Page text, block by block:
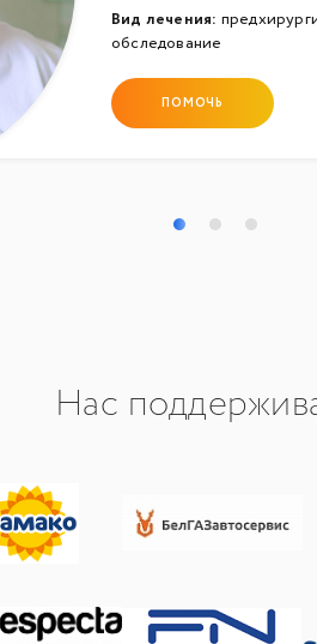
Вид лечения:
обследование
ПОМОЧЬ
Нас